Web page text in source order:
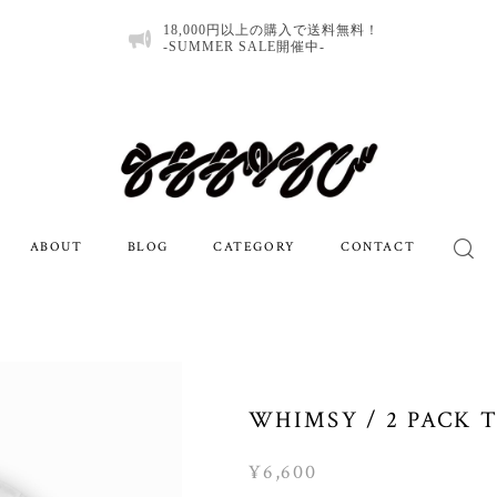
18,000円以上の購入で送料無料！
-SUMMER SALE開催中-
ABOUT BLOG CATEGORY CONTACT
WHIMSY / 2 PACK
¥6,600